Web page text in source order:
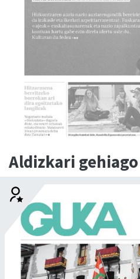
Aldizkari gehiago